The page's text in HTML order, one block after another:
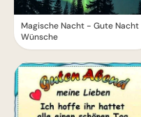
Magische Nacht - Gute Nacht
Wünsche